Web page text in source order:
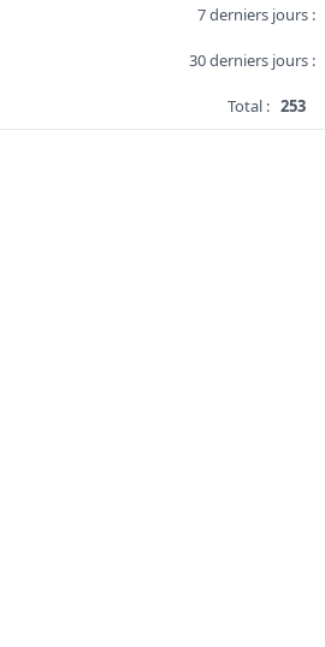
7 derniers jours :
30 derniers jours :
Total : 253